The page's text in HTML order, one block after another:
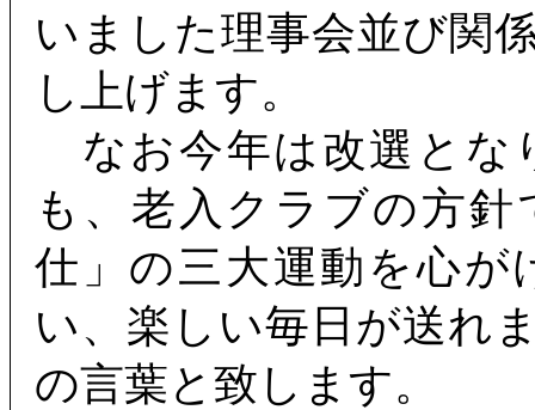
いました理事会並び関
し上げます。
なお今年は改選とな
も、老入クラブの方
仕」の三大運動を心が
い、楽しい毎日が送れ
の言葉と致します。